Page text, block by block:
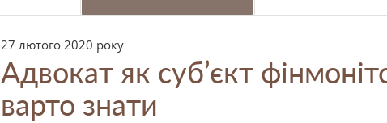
27 лютого 2020 року
Адвокат як суб’єкт
варто знати